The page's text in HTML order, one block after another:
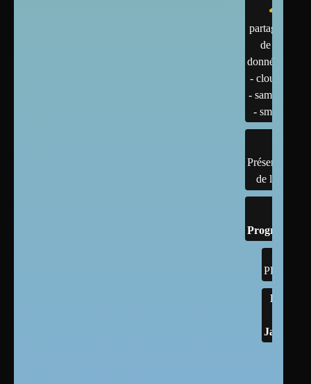
partage
de
données
- cloud
- samba
- smb
Présentation
de linux
PHP
Html